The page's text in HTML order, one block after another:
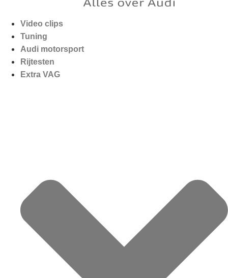
Video clips
Tuning
Audi motorsport
Rijtesten
Extra VAG